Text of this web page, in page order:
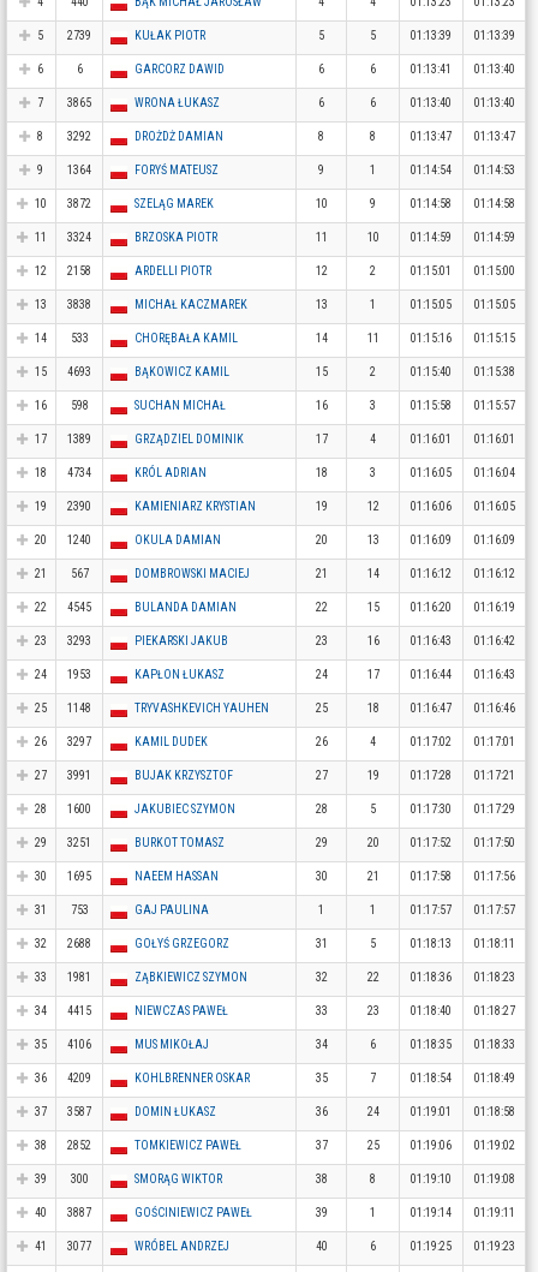
5 2739 KUŁAK PIOTR 5 5 01:13:39 01:13:39
6 6 GARCORZ DAWID 6 6 01:13:41 01:13:40
7 3865 WRONA ŁUKASZ 6 6 01:13:40 01:13:40
8 3292 DROŻDŻ DAMIAN 8 8 01:13:47 01:13:47
9 1364 FORYŚ MATEUSZ 9 1 01:14:54 01:14:53
10 3872 SZELĄG MAREK 10 9 01:14:58 01:14:58
11 3324 BRZOSKA PIOTR 11 10 01:14:59 01:14:59
12 2158 ARDELLI PIOTR 12 2 01:15:01 01:15:00
13 3838 MICHAŁ KACZMAREK 13 1 01:15:05 01:15:05
14 533 CHORĘBAŁA KAMIL 14 11 01:15:16 01:15:15
15 4693 BĄKOWICZ KAMIL 15 2 01:15:40 01:15:38
16 598 SUCHAN MICHAŁ 16 3 01:15:58 01:15:57
17 1389 GRZĄDZIEL DOMINIK 17 4 01:16:01 01:16:01
18 4734 KRÓL ADRIAN 18 3 01:16:05 01:16:04
19 2390 KAMIENIARZ KRYSTIAN 19 12 01:16:06 01:16:05
20 1240 OKULA DAMIAN 20 13 01:16:09 01:16:09
21 567 DOMBROWSKI MACIEJ 21 14 01:16:12 01:16:12
22 4545 BULANDA DAMIAN 22 15 01:16:20 01:16:19
23 3293 PIEKARSKI JAKUB 23 16 01:16:43 01:16:42
24 1953 KAPŁON ŁUKASZ 24 17 01:16:44 01:16:43
25 1148 TRYVASHKEVICH YAUHEN 25 18 01:16:47 01:16:46
26 3297 KAMIL DUDEK 26 4 01:17:02 01:17:01
27 3991 BUJAK KRZYSZTOF 27 19 01:17:28 01:17:21
28 1600 JAKUBIEC SZYMON 28 5 01:17:30 01:17:29
29 3251 BURKOT TOMASZ 29 20 01:17:52 01:17:50
30 1695 NAEEM HASSAN 30 21 01:17:58 01:17:56
31 753 GAJ PAULINA 1 1 01:17:57 01:17:57
32 2688 GOŁYŚ GRZEGORZ 31 5 01:18:13 01:18:11
33 1981 ZĄBKIEWICZ SZYMON 32 22 01:18:36 01:18:23
34 4415 NIEWCZAS PAWEŁ 33 23 01:18:40 01:18:27
35 4106 MUS MIKOŁAJ 34 6 01:18:35 01:18:33
36 4209 KOHLBRENNER OSKAR 35 7 01:18:54 01:18:49
37 3587 DOMIN ŁUKASZ 36 24 01:19:01 01:18:58
38 2852 TOMKIEWICZ PAWEŁ 37 25 01:19:06 01:19:02
39 300 SMORĄG WIKTOR 38 8 01:19:10 01:19:08
40 3887 GOŚCINIEWICZ PAWEŁ 39 1 01:19:14 01:19:11
41 3077 WRÓBEL ANDRZEJ 40 6 01:19:25 01:19:23